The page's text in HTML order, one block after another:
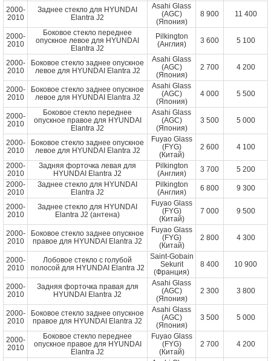
2000-
2010
Заднее стекло для HYUNDAI
Elantra J2
Asahi Glass
(AGC)
(Япония)
8 900 11 400
2000-
2010
Боковое стекло переднее
опускное левое для HYUNDAI
Elantra J2
Pilkington
(Англия)
3 600 5 100
2000-
2010
Боковое стекло заднее опускное
левое для HYUNDAI Elantra J2
Asahi Glass
(AGC)
(Япония)
2 700 4 200
2000-
2010
Боковое стекло заднее опускное
левое для HYUNDAI Elantra J2
Asahi Glass
(AGC)
(Япония)
4 000 5 500
2000-
2010
Боковое стекло переднее
опускное правое для HYUNDAI
Elantra J2
Asahi Glass
(AGC)
(Япония)
3 500 5 000
2000-
2010
Боковое стекло заднее опускное
левое для HYUNDAI Elantra J2
Fuyao Glass
(FYG)
(Китай)
2 600 4 100
2000-
2010
Задняя форточка левая для
HYUNDAI Elantra J2
Pilkington
(Англия)
3 700
5 200
2000-
2010
Заднее стекло для HYUNDAI
Elantra J2
Pilkington
(Англия)
6 800 9 300
2000-
2010
Заднее стекло для HYUNDAI
Elantra J2 (антена)
Fuyao Glass
(FYG)
(Китай)
7 000 9 500
2000-
2010
Боковое стекло заднее опускное
правое для HYUNDAI Elantra J2
Fuyao Glass
(FYG)
(Китай)
2 800 4 300
2000-
2010
Лобовое стекло с голубой
полосой для HYUNDAI Elantra J2
Saint-Gobain
Sekurit
(Франция)
8 400 10 900
2000-
2010
Задняя форточка правая для
HYUNDAI Elantra J2
Asahi Glass
(AGC)
(Япония)
2 300 3 800
2000-
2010
Боковое стекло заднее опускное
правое для HYUNDAI Elantra J2
Asahi Glass
(AGC)
(Япония)
3 500 5 000
2000-
2010
Боковое стекло переднее
опускное правое для HYUNDAI
Elantra J2
Fuyao Glass
(FYG)
(Китай)
2 700 4 200